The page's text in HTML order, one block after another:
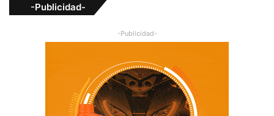
-Publicidad-
-Publicidad-